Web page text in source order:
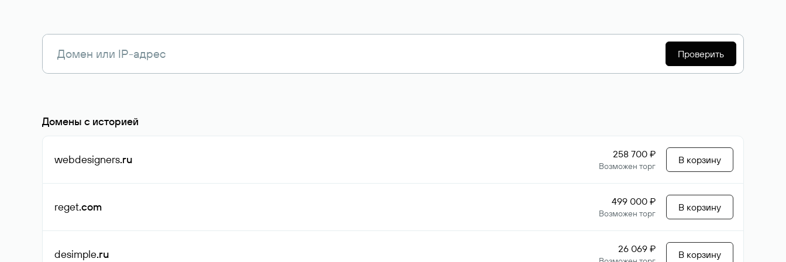
Проверить
Домены с историей
webdesigners.ru 258 700 ₽
Возможен торг
В корзину
reget.com 499 000 ₽
Возможен торг
В корзину
desimple.ru 26 069 ₽ В корзину